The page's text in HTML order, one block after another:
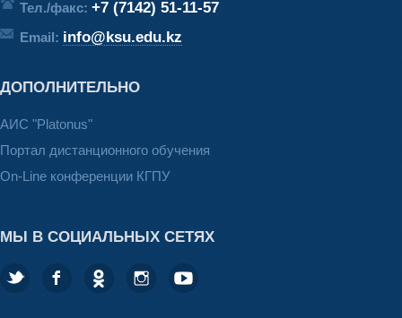
Тел./факс: +7 (7142) 51-11-57
Email: info@ksu.edu.kz
ДОПОЛНИТЕЛЬНО
АИС "Platonus"
Портал дистанционного обучения
On-Line конференции КГПУ
МЫ В СОЦИАЛЬНЫХ СЕТЯХ